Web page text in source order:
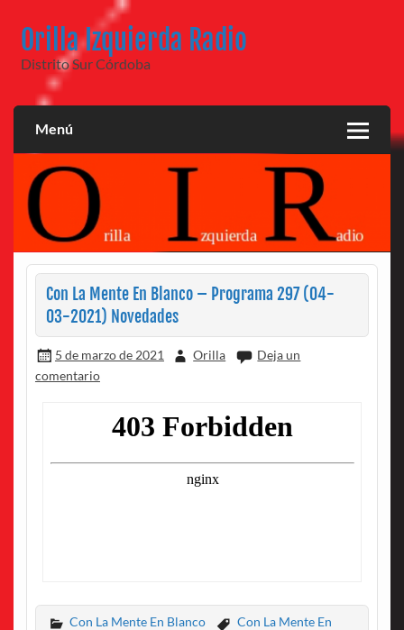
contenido
Orilla Izquierda Radio
Distrito Sur Córdoba
Menú
Con La Mente En Blanco – Programa 297 (04-
03-2021) Novedades
5 de marzo de 2021 Orilla
Deja un
comentario
Con La Mente En Blanco
Con La Mente En